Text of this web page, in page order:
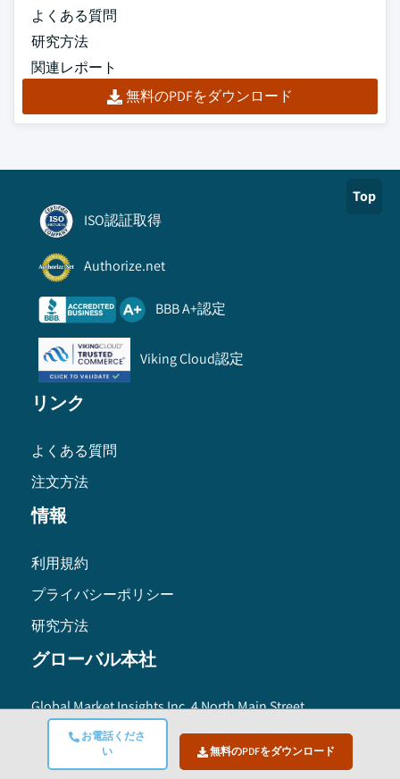
お電話くださ
い
無料のPDFをダウンロード
よくある質問
研究方法
関連レポート
無料のPDFをダウンロード
Top
ISO認証取得
Authorize.net
BBB A+認定
Viking Cloud認定
リンク
よくある質問
注文方法
情報
利用規約
プライバシーポリシー
研究方法
グローバル本社
Global Market Insights Inc. 4 North Main Street,
Selbyville, Delaware 19975 USA
+1-888-689-0688
USA :+1-302-846-7766